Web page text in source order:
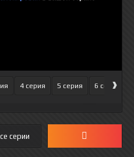
4 серия 5 серия 6 серия
›
серии